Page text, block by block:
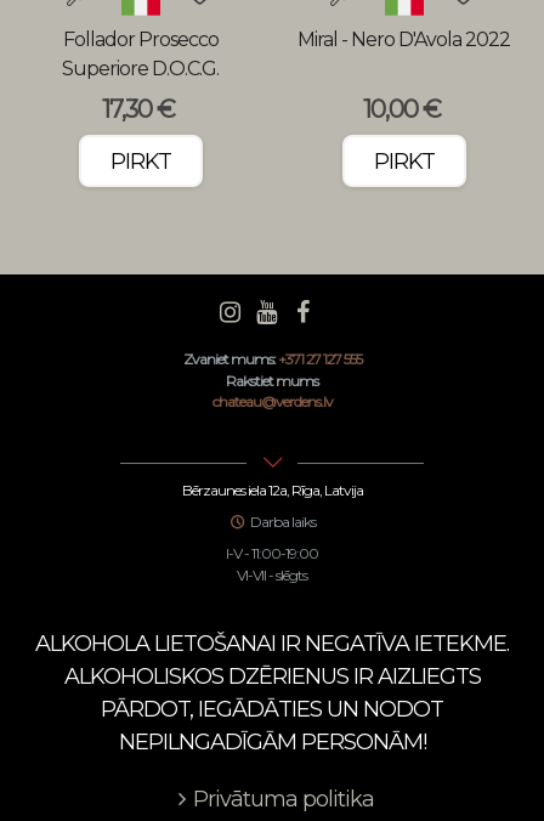
Follador Prosecco
Superiore D.O.C.G.
Millesimato Extra Brut
XZERO
17,30 €
PIRKT
Miral - Nero D'Avola 2022
10,00 €
PIRKT
Zvaniet mums:+371 27 127 555
Rakstiet mums
chateau@verdens.lv
Bērzaunes iela 12a, Rīga, Latvija
Darba laiks
I-V - 11:00-19:00
VI-VII - slēgts
ALKOHOLA LIETOŠANAI IR NEGATĪVA IETEKME.
ALKOHOLISKOS DZĒRIENUS IR AIZLIEGTS
PĀRDOT, IEGĀDĀTIES UN NODOT
NEPILNGADĪGĀM PERSONĀM!
Privātuma politika